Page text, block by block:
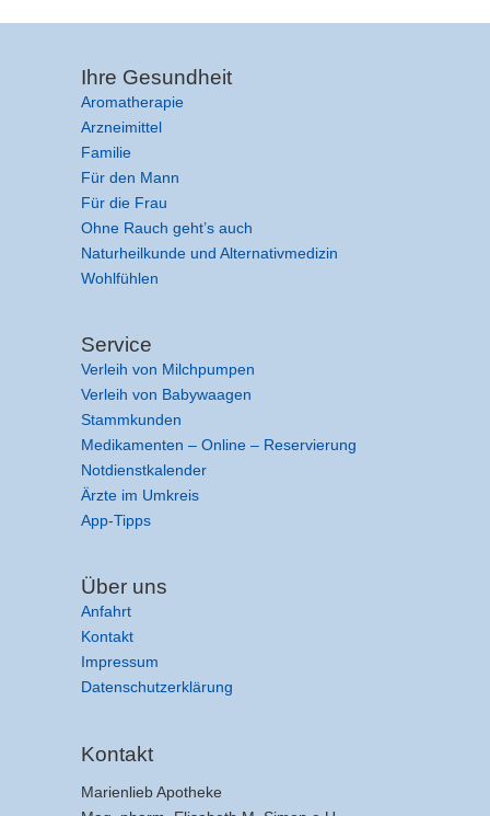
Ihre Gesundheit
Aromatherapie
Arzneimittel
Familie
Für den Mann
Für die Frau
Ohne Rauch geht’s auch
Naturheilkunde und Alternativmedizin
Wohlfühlen
Service
Verleih von Milchpumpen
Verleih von Babywaagen
Stammkunden
Medikamenten – Online – Reservierung
Notdienstkalender
Ärzte im Umkreis
App-Tipps
Über uns
Anfahrt
Kontakt
Impressum
Datenschutzerklärung
Kontakt
Marienlieb Apotheke